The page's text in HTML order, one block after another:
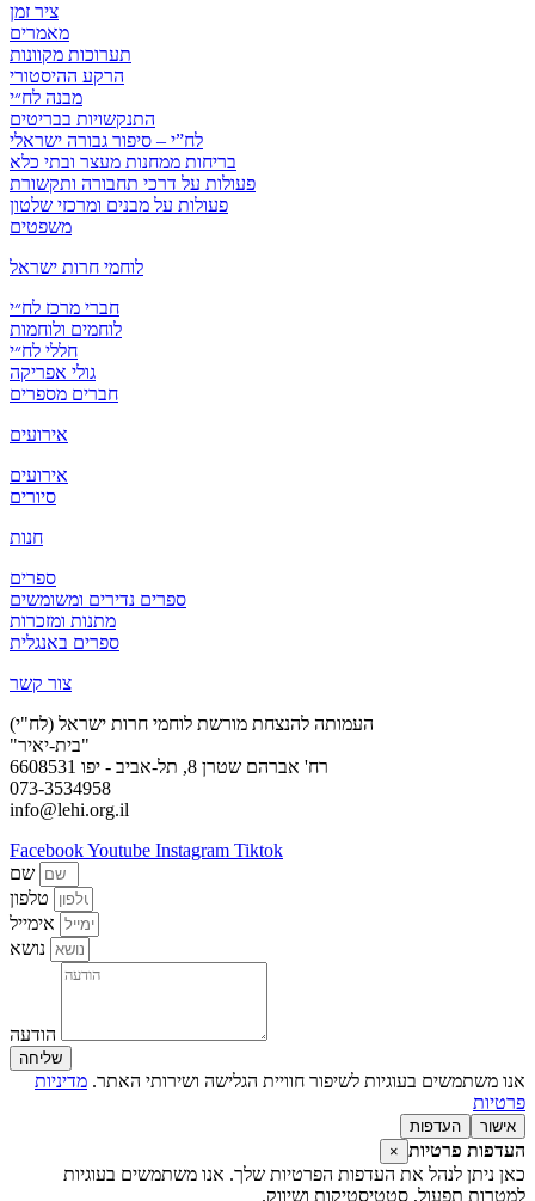
ציר זמן
מאמרים
תערוכות מקוונות
הרקע ההיסטורי
מבנה לח״י
התנקשויות בבריטים
לח”י – סיפור גבורה ישראלי
בריחות ממחנות מעצר ובתי כלא
פעולות על דרכי תחבורה ותקשורת
פעולות על מבנים ומרכזי שלטון
משפטים
לוחמי חרות ישראל
חברי מרכז לח״י
לוחמים ולוחמות
חללי לח״י
גולי אפריקה
חברים מספרים
אירועים
אירועים
סיורים
חנות
ספרים
ספרים נדירים ומשומשים
מתנות ומזכרות
ספרים באנגלית
צור קשר
העמותה להנצחת מורשת לוחמי חרות ישראל (לח"י)
"בית-יאיר"
רח' אברהם שטרן 8, תל-אביב - יפו 6608531
073-3534958
info@lehi.org.il
FacebookYoutube Instagram Tiktok
שליחה
אנו משתמשים בעוגיות לשיפור חוויית הגלישה ושירותי האתר. מדיניות
פרטיות
אישור העדפות
העדפות פרטיות ×
כאן ניתן לנהל את העדפות הפרטיות שלך. אנו משתמשים בעוגיות
למטרות תפעול, סטטיסטיקות ושיווק.